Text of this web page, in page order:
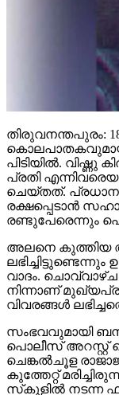
തിരുവനന്തപുരം:
പിടിയില്‍. വിഷ്ണു
പ്രതി
ചെയ്തത്.
രക്ഷപ്പെടാന്‍
രണ്ടുപേരെന്നും
അലനെ കുത്തിയ
വാദം. ചൊവ്വാഴ്ച
നിന്നാണ്
വിവരങ്ങള്‍
സംഭവവുമായി
പൊലീസ് അറസ്റ്റ്
ചെങ്കല്‍ചൂള
കുത്തേറ്റ്
സ്‌കൂളില്‍ നടന്ന